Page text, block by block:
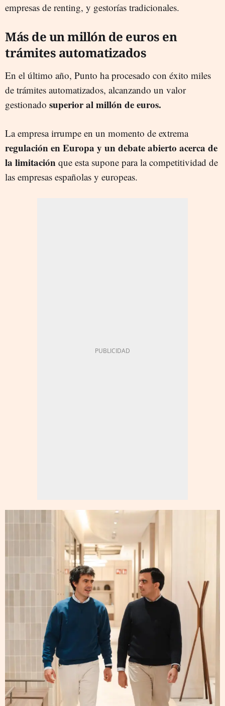
empresas de renting, y gestorías tradicionales.
Más de un millón de euros en
trámites automatizados
En el último año, Punto ha procesado con éxito miles
de trámites automatizados, alcanzando un valor
gestionado superior al millón de euros.
La empresa irrumpe en un momento de extrema
regulación en Europa y un debate abierto acerca de
la limitación que esta supone para la competitividad de
las empresas españolas y europeas.